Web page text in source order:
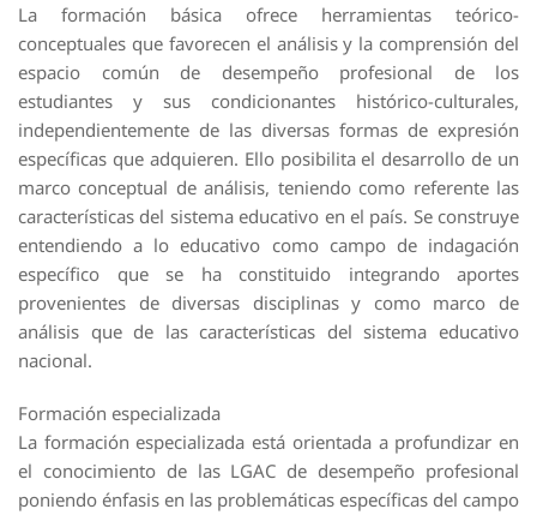
La formación básica ofrece herramientas teórico-
conceptuales que favorecen el análisis y la comprensión del
espacio común de desempeño profesional de los
estudiantes y sus condicionantes histórico-culturales,
independientemente de las diversas formas de expresión
específicas que adquieren. Ello posibilita el desarrollo de un
marco conceptual de análisis, teniendo como referente las
características del sistema educativo en el país. Se construye
entendiendo a lo educativo como campo de indagación
específico que se ha constituido integrando aportes
provenientes de diversas disciplinas y como marco de
análisis que de las características del sistema educativo
nacional.
Formación especializada
La formación especializada está orientada a profundizar en
el conocimiento de las LGAC de desempeño profesional
poniendo énfasis en las problemáticas específicas del campo